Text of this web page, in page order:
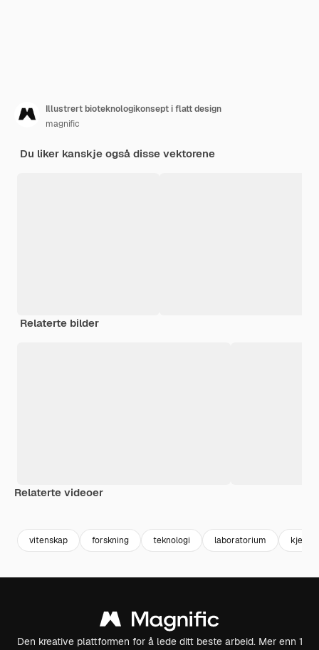
Illustrert bioteknologikonsept i flatt design
magnific
Du liker kanskje også disse vektorene
Relaterte bilder
Relaterte videoer
vitenskap forskning teknologi laboratorium kjemi
Den kreative plattformen for å lede ditt beste arbeid. Mer enn 1